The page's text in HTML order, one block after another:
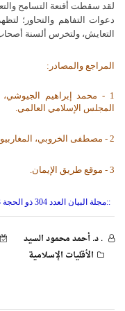
لقد سقطت أقنعة التسامح
دعوات التفاهم والتحاور؛
التعايش، ولتخرس ألسنة
المراجع والمصادر:
1 - محمد إبراهيم
المجلس الإسلامي العالمي.
2 - مصطفى الخروبي، المغاربيون في فرنسا.
3 - موقع طريق الإيمان.
::مجلة البيان العدد 304 ذو الحجة 1433هـ، أكتوبر-نوفمبر 2012م.
. د. أحمد محمود السيد
الأقليات الإسلامية